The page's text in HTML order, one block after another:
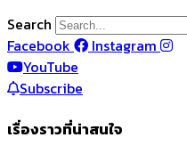
Search
Facebook
Instagram
YouTube
Subscribe
เรื่องราวที่น่าสนใจ